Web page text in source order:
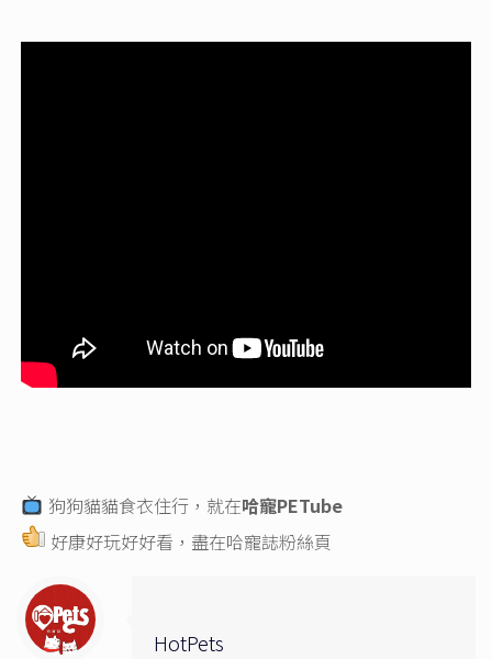
狗狗貓貓食衣住行，就在哈寵PETube
好康好玩好好看，盡在哈寵誌粉絲頁
HotPets